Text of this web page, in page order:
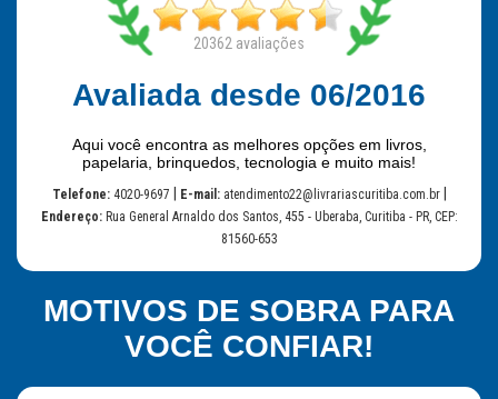
20362 avaliações
Avaliada desde 06/2016
Aqui você encontra as melhores opções em livros,
papelaria, brinquedos, tecnologia e muito mais!
Telefone: 4020-9697 E-mail:atendimento22@livrariascuritiba.com.br
Endereço: Rua General Arnaldo dos Santos, 455 - Uberaba, Curitiba - PR, CEP:
81560-653
MOTIVOS DE SOBRA PARA
VOCÊ CONFIAR!